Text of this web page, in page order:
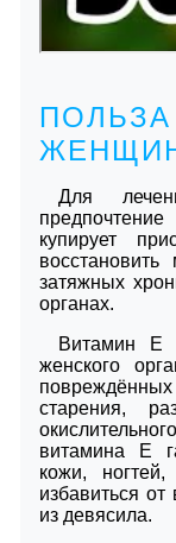
Для
купирует
затяжных
органах.
Витамин Е
женского
старения,
витамина Е
кожи,
избавиться
из девясила.